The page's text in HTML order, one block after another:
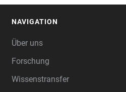
NAVIGATION
Über uns
Forschung
Wissenstransfer